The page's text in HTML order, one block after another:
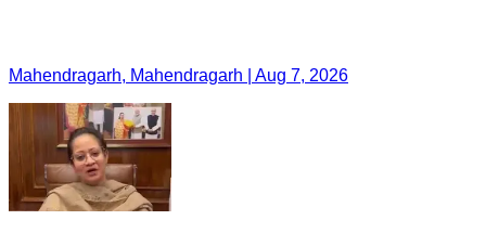
Mahendragarh, Mahendragarh | Aug 7, 2026